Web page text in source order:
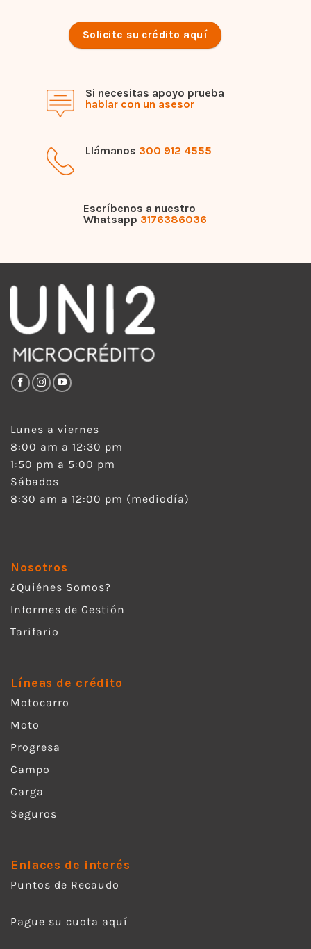
Solicite su crédito aquí
Si necesitas apoyo prueba
hablar con un asesor
Llámanos 300 912 4555
Escríbenos a nuestro
Whatsapp 3176386036
Lunes a viernes
8:00 am a 12:30 pm
1:50 pm a 5:00 pm
Sábados
8:30 am a 12:00 pm (mediodía)
Nosotros
¿Quiénes Somos?
Informes de Gestión
Tarifario
Líneas de crédito
Motocarro
Moto
Progresa
Campo
Carga
Seguros
Enlaces de interés
Puntos de Recaudo
Pague su cuota aquí